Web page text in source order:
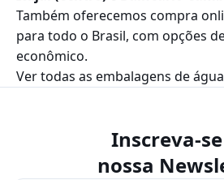
Também oferecemos compra
para todo o Brasil, com opções
econômico.
Ver todas as embalagens de
Inscreva-
nossa